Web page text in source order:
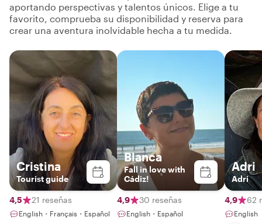
aportando perspectivas y talentos únicos. Elige a tu
favorito, comprueba su disponibilidad y reserva para
crear una aventura inolvidable hecha a tu medida.
Cristina
Tourist guide
4,5 21 reseñas
English・Français・Español
Blanca
Fall in love with
Cádiz!
4,9 30 reseñas
English・Español
Adri
Adri
4,9 62
English